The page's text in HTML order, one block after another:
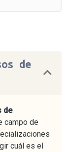
de
de
campo de
cuál es el